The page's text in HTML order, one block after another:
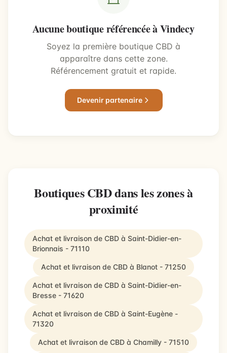
Aucune boutique référencée à Vindecy
Soyez la première boutique CBD à
apparaître dans cette zone.
Référencement gratuit et rapide.
Devenir partenaire
Boutiques CBD dans les zones à
proximité
Achat et livraison de CBD à Saint-Didier-en-
Brionnais - 71110
Achat et livraison de CBD à Blanot - 71250
Achat et livraison de CBD à Saint-Didier-en-
Bresse - 71620
Achat et livraison de CBD à Saint-Eugène -
71320
Achat et livraison de CBD à Chamilly - 71510